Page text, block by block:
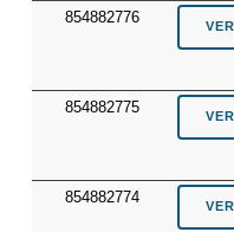
854882776
854882775
854882774